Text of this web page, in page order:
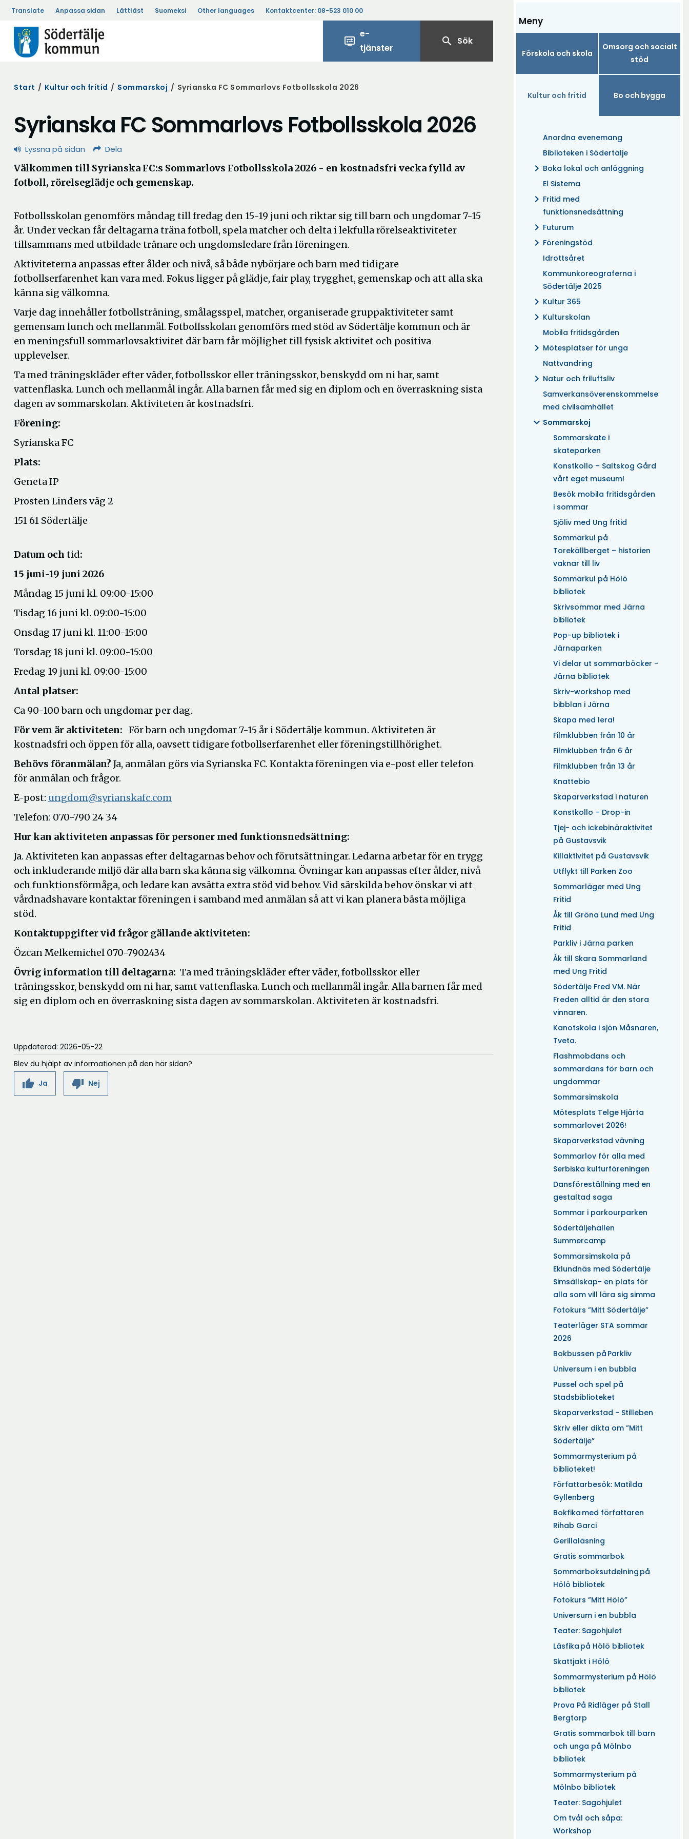
Translate Anpassa sidan Lättläst Suomeksi Other languages Kontaktcenter: 08-523 010 00
display_settings
e-
tjänster
search Sök
Meny
Förskola och skola
Omsorg och socialt
stöd
Kultur och fritid Bo och bygga
Anordna evenemang
Biblioteken i Södertälje
chevron_right Boka lokal och anläggning
El Sistema
chevron_right Fritid med
funktionsnedsättning
chevron_right Futurum
chevron_right Föreningstöd
Idrottsåret
Kommunkoreograferna i
Södertälje 2025
chevron_right Kultur 365
chevron_right Kulturskolan
Mobila fritidsgården
chevron_right Mötesplatser för unga
Nattvandring
chevron_right Natur och friluftsliv
Samverkansöverenskommelse
med civilsamhället
expand_more Sommarskoj
Sommarskate i
skateparken
Konstkollo – Saltskog Gård
vårt eget museum!
Besök mobila fritidsgården
i sommar
Sjöliv med Ung fritid
Sommarkul på
Torekällberget – historien
vaknar till liv
Sommarkul på Hölö
bibliotek
Skrivsommar med Järna
bibliotek
Pop-up bibliotek i
Järnaparken
Vi delar ut sommarböcker -
Järna bibliotek
Skriv-workshop med
bibblan i Järna
Skapa med lera!
Filmklubben från 10 år
Filmklubben från 6 år
Filmklubben från 13 år
Knattebio
Skaparverkstad i naturen
Konstkollo – Drop-in
Tjej- och ickebinäraktivitet
på Gustavsvik
Killaktivitet på Gustavsvik
Utflykt till Parken Zoo
Sommarläger med Ung
Fritid
Åk till Gröna Lund med Ung
Fritid
Parkliv i Järna parken
Åk till Skara Sommarland
med Ung Fritid
Södertälje Fred VM. När
Freden alltid är den stora
vinnaren.
Kanotskola i sjön Måsnaren,
Tveta.
Flashmobdans och
sommardans för barn och
ungdommar
Sommarsimskola
Mötesplats Telge Hjärta
sommarlovet 2026!
Skaparverkstad vävning
Sommarlov för alla med
Serbiska kulturföreningen
Dansföreställning med en
gestaltad saga
Sommar i parkourparken
Södertäljehallen
Summercamp
Sommarsimskola på
Eklundnäs med Södertälje
Simsällskap- en plats för
alla som vill lära sig simma
Fotokurs ”Mitt Södertälje”
Teaterläger STA sommar
2026
Bokbussen på Parkliv
Universum i en bubbla
Pussel och spel på
Stadsbiblioteket
Skaparverkstad - Stilleben
Skriv eller dikta om ”Mitt
Södertälje”
Sommarmysterium på
biblioteket!
Författarbesök: Matilda
Gyllenberg
Bokfika med författaren
Rihab Garci
Gerillaläsning
Gratis sommarbok
Sommarboksutdelning på
Hölö bibliotek
Fotokurs ”Mitt Hölö”
Universum i en bubbla
Teater: Sagohjulet
Läsfika på Hölö bibliotek
Skattjakt i Hölö
Sommarmysterium på Hölö
bibliotek
Prova På Ridläger på Stall
Bergtorp
Gratis sommarbok till barn
och unga på Mölnbo
bibliotek
Sommarmysterium på
Mölnbo bibliotek
Teater: Sagohjulet
Om tvål och såpa:
Workshop
Start / Kultur och fritid / Sommarskoj / Syrianska FC Sommarlovs Fotbollsskola 2026
Syrianska FC Sommarlovs Fotbollsskola 2026
Lyssna på sidan Dela
Välkommen till Syrianska FC:s Sommarlovs Fotbollsskola 2026 - en kostnadsfri vecka fylld av
fotboll, rörelseglädje och gemenskap.
Fotbollsskolan genomförs måndag till fredag den 15-19 juni och riktar sig till barn och ungdomar 7-15
år. Under veckan får deltagarna träna fotboll, spela matcher och delta i lekfulla rörelseaktiviteter
tillsammans med utbildade tränare och ungdomsledare från föreningen.
Aktiviteterna anpassas efter ålder och nivå, så både nybörjare och barn med tidigare
fotbollserfarenhet kan vara med. Fokus ligger på glädje, fair play, trygghet, gemenskap och att alla ska
känna sig välkomna.
Varje dag innehåller fotbollsträning, smålagsspel, matcher, organiserade gruppaktiviteter samt
gemensam lunch och mellanmål. Fotbollsskolan genomförs med stöd av Södertälje kommun och är
en meningsfull sommarlovsaktivitet där barn får möjlighet till fysisk aktivitet och positiva
upplevelser.
Ta med träningskläder efter väder, fotbollsskor eller träningsskor, benskydd om ni har, samt
vattenflaska. Lunch och mellanmål ingår. Alla barnen får med sig en diplom och en överraskning sista
dagen av sommarskolan. Aktiviteten är kostnadsfri.
Förening:
Syrianska FC
Plats:
Geneta IP
Prosten Linders väg 2
151 61 Södertälje
Datum och tid:
15 juni-19 juni 2026
Måndag 15 juni kl. 09:00-15:00
Tisdag 16 juni kl. 09:00-15:00
Onsdag 17 juni kl. 11:00-15:00
Torsdag 18 juni kl. 09:00-15:00
Fredag 19 juni kl. 09:00-15:00
Antal platser:
Ca 90-100 barn och ungdomar per dag.
För vem är aktiviteten: För barn och ungdomar 7-15 år i Södertälje kommun. Aktiviteten är
kostnadsfri och öppen för alla, oavsett tidigare fotbollserfarenhet eller föreningstillhörighet.
Behövs föranmälan? Ja, anmälan görs via Syrianska FC. Kontakta föreningen via e-post eller telefon
för anmälan och frågor.
E-post: ungdom@syrianskafc.com
Telefon: 070-790 24 34
Hur kan aktiviteten anpassas för personer med funktionsnedsättning:
Ja. Aktiviteten kan anpassas efter deltagarnas behov och förutsättningar. Ledarna arbetar för en trygg
och inkluderande miljö där alla barn ska känna sig välkomna. Övningar kan anpassas efter ålder, nivå
och funktionsförmåga, och ledare kan avsätta extra stöd vid behov. Vid särskilda behov önskar vi att
vårdnadshavare kontaktar föreningen i samband med anmälan så att vi kan planera bästa möjliga
stöd.
Kontaktuppgifter vid frågor gällande aktiviteten:
Özcan Melkemichel 070-7902434
Övrig information till deltagarna: Ta med träningskläder efter väder, fotbollsskor eller
träningsskor, benskydd om ni har, samt vattenflaska. Lunch och mellanmål ingår. Alla barnen får med
sig en diplom och en överraskning sista dagen av sommarskolan. Aktiviteten är kostnadsfri.
Uppdaterad: 2026-05-22
Blev du hjälpt av informationen på den här sidan?
thumb_up Ja thumb_down Nej